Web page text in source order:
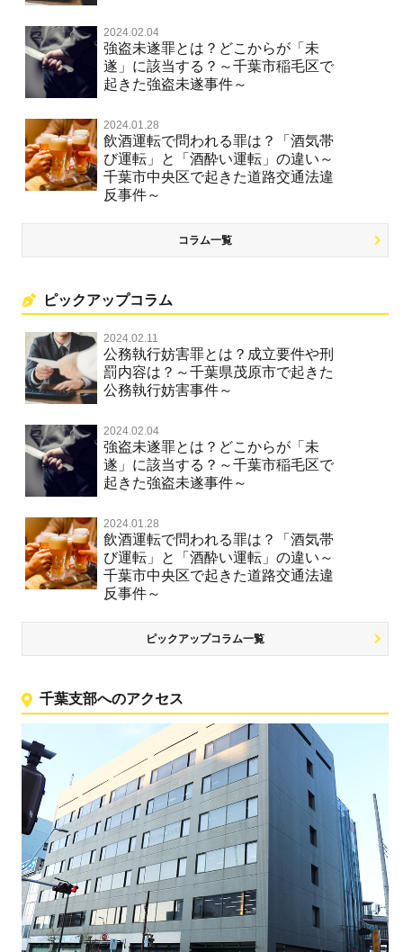
2024.02.04
強盗未遂罪とは？どこからが「未
遂」に該当する？～千葉市稲毛区で
起きた強盗未遂事件～
2024.01.28
飲酒運転で問われる罪は？「酒気帯
び運転」と「酒酔い運転」の違い～
千葉市中央区で起きた道路交通法違
反事件～
コラム一覧
ピックアップコラム
2024.02.11
公務執行妨害罪とは？成立要件や刑
罰内容は？～千葉県茂原市で起きた
公務執行妨害事件～
2024.02.04
強盗未遂罪とは？どこからが「未
遂」に該当する？～千葉市稲毛区で
起きた強盗未遂事件～
2024.01.28
飲酒運転で問われる罪は？「酒気帯
び運転」と「酒酔い運転」の違い～
千葉市中央区で起きた道路交通法違
反事件～
ピックアップコラム一覧
千葉支部へのアクセス